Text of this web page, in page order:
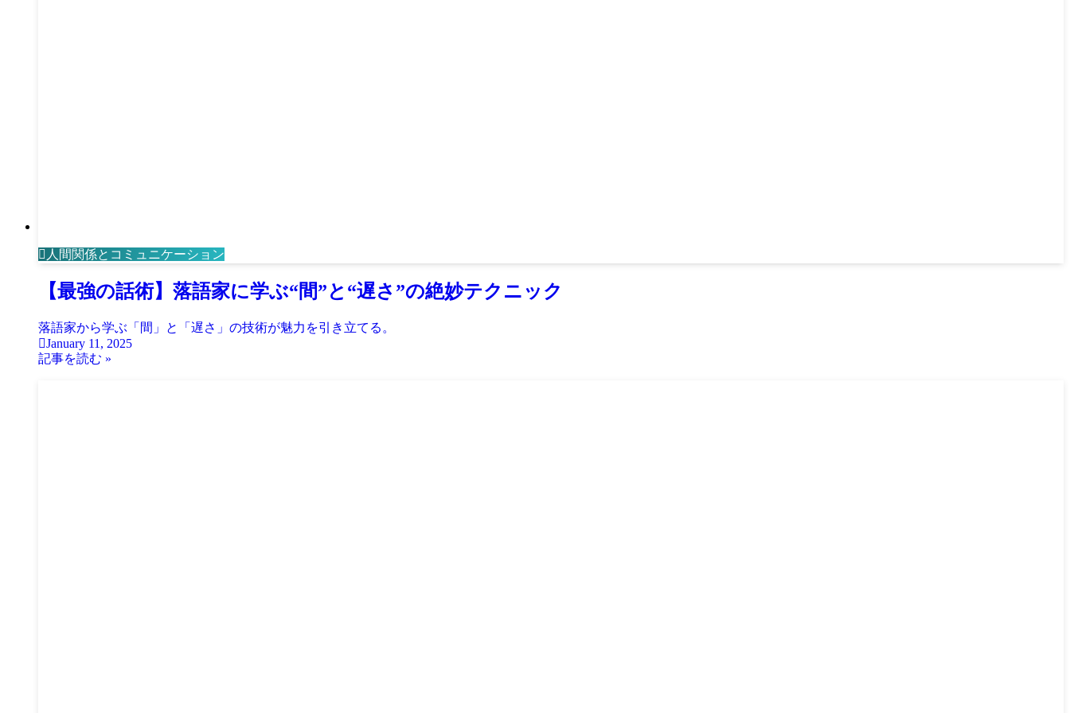
人間関係とコミュニケーション
【最強の話術】落語家に学ぶ“間”と“遅さ”の絶妙テクニック
落語家から学ぶ「間」と「遅さ」の技術が魅力を引き立てる。
January 11, 2025